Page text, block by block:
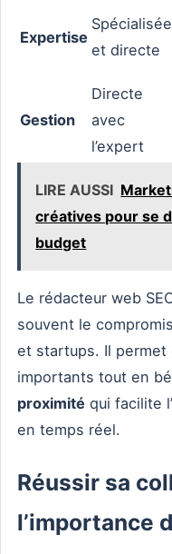
Expertise
Spécialisée
et directe
Gestion
Directe
avec
l’expert
LIRE AUSSI
créatives pour se
budget
Le rédacteur web
souvent le
et startups. Il permet
importants tout en
proximité qui facilite
en temps réel.
Réussir sa
l’importance